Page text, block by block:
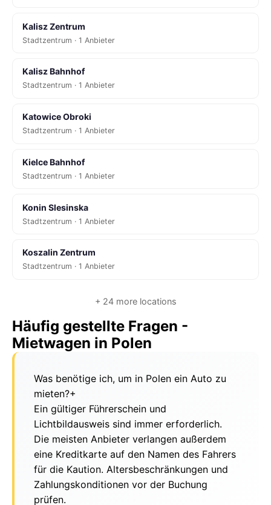
Kalisz Zentrum
Stadtzentrum · 1 Anbieter
Kalisz Bahnhof
Stadtzentrum · 1 Anbieter
Katowice Obroki
Stadtzentrum · 1 Anbieter
Kielce Bahnhof
Stadtzentrum · 1 Anbieter
Konin Slesinska
Stadtzentrum · 1 Anbieter
Koszalin Zentrum
Stadtzentrum · 1 Anbieter
+ 24 more locations
Häufig gestellte Fragen -
Mietwagen in Polen
Was benötige ich, um in Polen ein Auto zu
mieten?+
Ein gültiger Führerschein und
Lichtbildausweis sind immer erforderlich.
Die meisten Anbieter verlangen außerdem
eine Kreditkarte auf den Namen des Fahrers
für die Kaution. Altersbeschränkungen und
Zahlungskonditionen vor der Buchung
prüfen.